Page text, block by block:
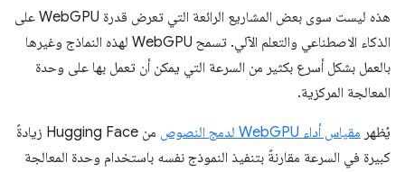
هذه ليست سوى بعض المشاريع الرائعة التي تعرض قدرة WebGPU على
الذكاء الاصطناعي والتعلم الآلي. تسمح WebGPU لهذه النماذج وغيرها
بالعمل بشكل أسرع بكثير من السرعة التي يمكن أن تعمل بها على وحدة
المعالجة المركزية.
يُظهر مقياس أداء WebGPU لدمج النصوص
من Hugging Face زيادةً
كبيرة في السرعة مقارنةً بتنفيذ النموذج نفسه باستخدام وحدة المعالجة